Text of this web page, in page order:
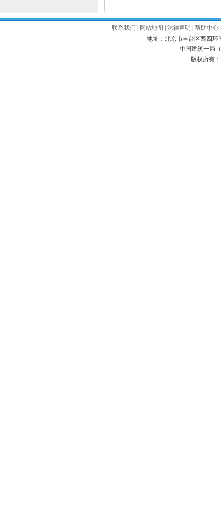
联系我们 网站地图 法律声明 帮助中心
地址：北京市丰台区西四环
中国建筑一局
版权所有